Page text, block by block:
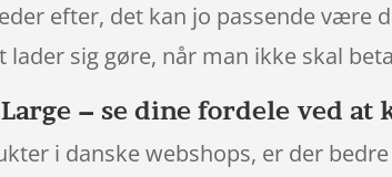
efter, det kan jo passende være
sig gøre, når man ikke skal
– se dine fordele ved at
i danske webshops, er der